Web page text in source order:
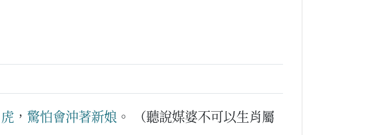
虎 ， 驚怕會沖著新娘 。
（聽說媒婆不可以生肖屬